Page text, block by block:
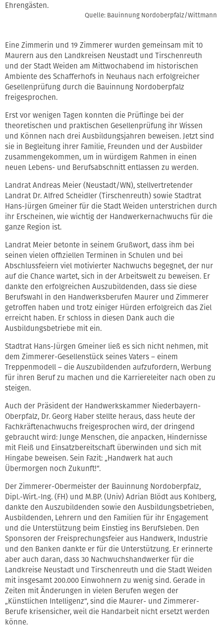
Ehrengästen.
Quelle: Bauinnung Nordoberpfalz/Wittmann
Eine Zimmerin und 19 Zimmerer wurden gemeinsam mit 10
Maurern aus den Landkreisen Neustadt und Tirschenreuth
und der Stadt Weiden am Mittwochabend im historischen
Ambiente des Schafferhofs in Neuhaus nach erfolgreicher
Gesellenprüfung durch die Bauinnung Nordoberpfalz
freigesprochen.
Erst vor wenigen Tagen konnten die Prüflinge bei der
theoretischen und praktischen Gesellenprüfung ihr Wissen
und Können nach drei Ausbildungsjahren beweisen. Jetzt sind
sie in Begleitung ihrer Familie, Freunden und der Ausbilder
zusammengekommen, um in würdigem Rahmen in einen
neuen Lebens- und Berufsabschnitt entlassen zu werden.
Landrat Andreas Meier (Neustadt/WN), stellvertretender
Landrat Dr. Alfred Scheidler (Tirschenreuth) sowie Stadtrat
Hans-Jürgen Gmeiner für die Stadt Weiden unterstrichen durch
ihr Erscheinen, wie wichtig der Handwerkernachwuchs für die
ganze Region ist.
Landrat Meier betonte in seinem Grußwort, dass ihm bei
seinen vielen offiziellen Terminen in Schulen und bei
Abschlussfeiern viel motivierter Nachwuchs begegnet, der nur
auf die Chance wartet, sich in der Arbeitswelt zu beweisen. Er
dankte den erfolgreichen Auszubildenden, dass sie diese
Berufswahl in den Handwerksberufen Maurer und Zimmerer
getroffen haben und trotz einiger Hürden erfolgreich das Ziel
erreicht haben. Er schloss in diesen Dank auch die
Ausbildungsbetriebe mit ein.
Stadtrat Hans-Jürgen Gmeiner ließ es sich nicht nehmen, mit
dem Zimmerer-Gesellenstück seines Vaters – einem
Treppenmodell – die Auszubildenden aufzufordern, Werbung
für ihren Beruf zu machen und die Karriereleiter nach oben zu
steigen.
Auch der Präsident der Handwerkskammer Niederbayern-
Oberpfalz, Dr. Georg Haber stellte heraus, dass heute der
Fachkräftenachwuchs freigesprochen wird, der dringend
gebraucht wird: Junge Menschen, die anpacken, Hindernisse
mit Fleiß und Einsatzbereitschaft überwinden und sich mit
Hingabe beweisen. Sein Fazit: „Handwerk hat auch
Übermorgen noch Zukunft!“.
Der Zimmerer-Obermeister der Bauinnung Nordoberpfalz,
Dipl.-Wirt.-Ing. (FH) und M.BP. (Univ) Adrian Blödt aus Kohlberg,
dankte den Auszubildenden sowie den Ausbildungsbetrieben,
Ausbildenden, Lehrern und den Familien für ihr Engagement
und die Unterstützung beim Einstieg ins Berufsleben. Den
Sponsoren der Freisprechungsfeier aus Handwerk, Industrie
und den Banken dankte er für die Unterstützung. Er erinnerte
aber auch daran, dass 30 Nachwuchshandwerker für die
Landkreise Neustadt und Tirschenreuth und die Stadt Weiden
mit insgesamt 200.000 Einwohnern zu wenig sind. Gerade in
Zeiten mit Änderungen in vielen Berufen wegen der
„Künstlichen Intelligenz“, sind die Maurer- und Zimmerer-
Berufe krisensicher, weil die Handarbeit nicht ersetzt werden
könne.